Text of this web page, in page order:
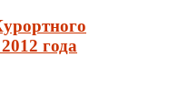
года